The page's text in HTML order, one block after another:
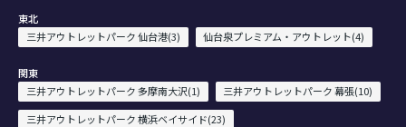
東北
三井アウトレットパーク 仙台港(3)
仙台泉プレミアム・アウトレット(4)
関東
三井アウトレットパーク 多摩南大沢(1)
三井アウトレットパーク 幕張(10)
三井アウトレットパーク 横浜ベイサイド(23)